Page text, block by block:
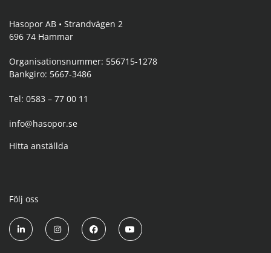
Hasopor AB • Strandvägen 2
696 74 Hammar
Organisationsnummer: 556715-1278
Bankgiro: 5667-3486
Tel: 0583 – 77 00 11
info@hasopor.se
Hitta anställda
Följ oss